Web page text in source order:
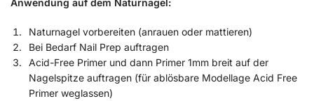
Anwendung auf dem Naturnagel:
Naturnagel vorbereiten (anrauen oder mattieren)
Bei Bedarf Nail Prep auftragen
Acid-Free Primer und dann Primer 1mm breit auf der
Nagelspitze auftragen (für ablösbare Modellage Acid Free
Primer weglassen)